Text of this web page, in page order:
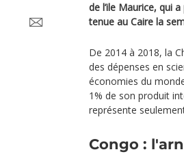
de l’ile Maurice, qui
tenue au Caire la
De 2014 à 2018, la
des dépenses en
économies du
1% de son produit
représente
Congo :